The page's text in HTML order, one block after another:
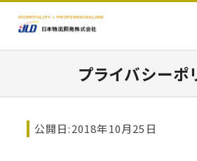
プライバシーポ
公開日:2018年10月25日